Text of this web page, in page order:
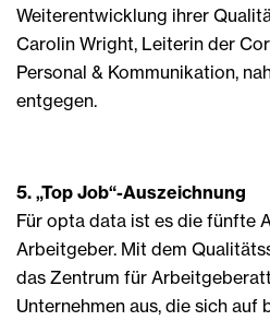
Weiterentwicklung ihrer
Carolin Wright, Leiterin der
Personal & Kommunikation,
entgegen.
5. „Top Job“-Auszeichnung
Für opta data ist es die fünfte
Arbeitgeber. Mit dem
das Zentrum für
Unternehmen aus, die sich auf